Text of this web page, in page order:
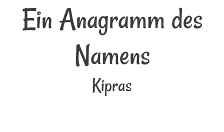
Ein Anagramm des
Namens
Kipras